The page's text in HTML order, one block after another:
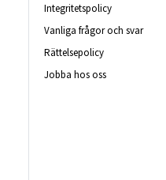
Integritetspolicy
Vanliga frågor och svar
Rättelsepolicy
Jobba hos oss